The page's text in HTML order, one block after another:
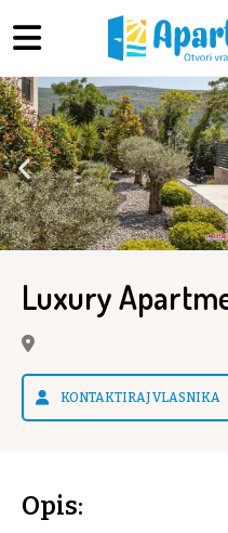
Luxury
KONTAKTIRAJ VLASNIKA
Opis: